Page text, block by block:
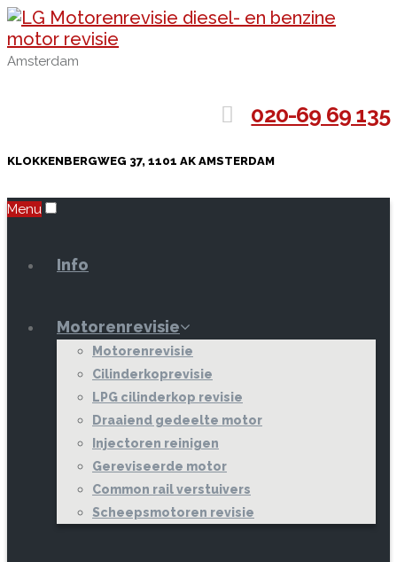
Amsterdam
020-69 69 135
KLOKKENBERGWEG 37, 1101 AK AMSTERDAM
Menu
Info
Motorenrevisie
Motorenrevisie
Cilinderkoprevisie
LPG cilinderkop revisie
Draaiend gedeelte motor
Injectoren reinigen
Gereviseerde motor
Common rail verstuivers
Scheepsmotoren revisie